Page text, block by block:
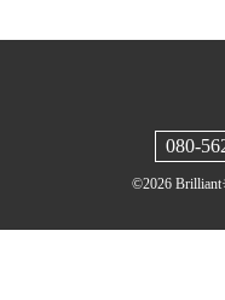
080-
©2026